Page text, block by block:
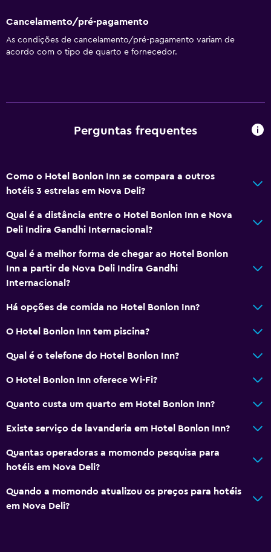
Cancelamento/pré-pagamento
As condições de cancelamento/pré-pagamento variam de
acordo com o tipo de quarto e fornecedor.
Perguntas frequentes
Como o Hotel Bonlon Inn se compara a outros
hotéis 3 estrelas em Nova Deli?
Qual é a distância entre o Hotel Bonlon Inn e Nova
Deli Indira Gandhi Internacional?
Qual é a melhor forma de chegar ao Hotel Bonlon
Inn a partir de Nova Deli Indira Gandhi
Internacional?
Há opções de comida no Hotel Bonlon Inn?
O Hotel Bonlon Inn tem piscina?
Qual é o telefone do Hotel Bonlon Inn?
O Hotel Bonlon Inn oferece Wi-Fi?
Quanto custa um quarto em Hotel Bonlon Inn?
Existe serviço de lavanderia em Hotel Bonlon Inn?
Quantas operadoras a momondo pesquisa para
hotéis em Nova Deli?
Quando a momondo atualizou os preços para hotéis
em Nova Deli?